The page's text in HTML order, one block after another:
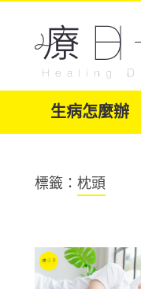
生病怎麼辦
標籤： 枕頭